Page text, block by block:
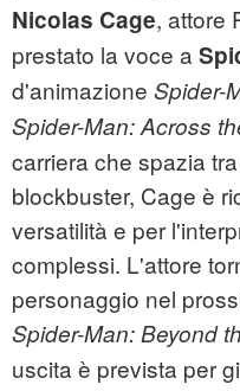
Nicolas Cage, attore
prestato la voce a
d'animazione Spider-
Spider-Man: Across
carriera che spazia
blockbuster, Cage è
versatilità e per
complessi. L'attore
personaggio nel
Spider-Man: Beyond
uscita è prevista per